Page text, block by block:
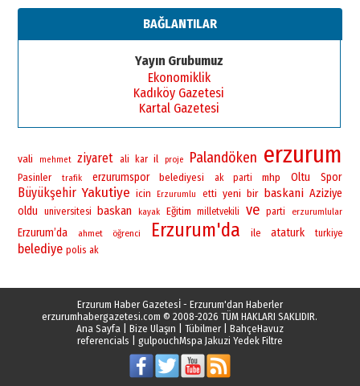
BAĞLANTILAR
Yayın Grubumuz
Ekonomiklik
Kadıköy Gazetesi
Kartal Gazetesi
vali mehmet ziyaret ali kar il proje Palandöken erzurum
Pasinler trafik erzurumspor belediyesi ak parti mhp Oltu Spor
Büyükşehir Yakutiye icin Erzurumlu etti yeni bir baskani Aziziye
oldu universitesi baskan kayak Eğitim milletvekili ve parti erzurumlular
Erzurum’da ahmet öğrenci Erzurum'da ile ataturk turkiye
belediye polis ak
Erzurum Haber Gazetesİ - Erzurum'dan Haberler
erzurumhabergazetesi.com © 2008-2026 TÜM HAKLARI SAKLIDIR.
Ana Sayfa
Bize Ulaşın Tübilmer| BahçeHavuz
referencials
gulpouchMspa Jakuzi Yedek Filtre